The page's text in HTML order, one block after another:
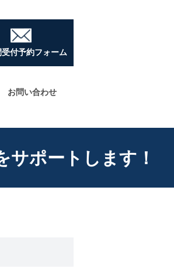
お問い合わせ
付予約フォーム
ポートします！